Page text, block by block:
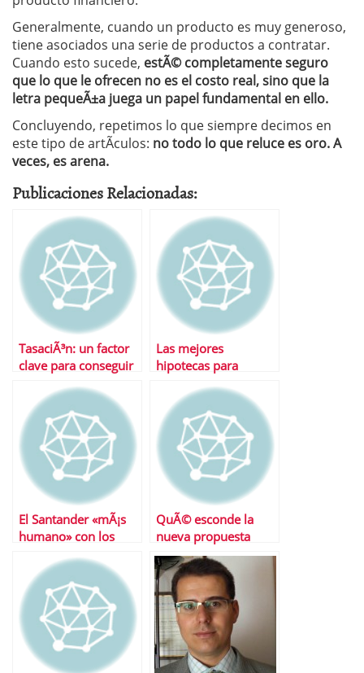
Generalmente, cuando un producto es muy generoso,
tiene asociados una serie de productos a contratar.
Cuando esto sucede, estÃ© completamente seguro
que lo que le ofrecen no es el costo real, sino que la
letra pequeÃ±a juega un papel fundamental en ello.
Concluyendo, repetimos lo que siempre decimos en
este tipo de artÃ­culos: no todo lo que reluce es oro. A
veces, es arena.
Publicaciones Relacionadas:
TasaciÃ³n: un factor
clave para conseguir
Las mejores
hipotecas para
El Santander «mÃ¡s
humano» con los
QuÃ© esconde la
nueva propuesta
hipotecaria de
Santander